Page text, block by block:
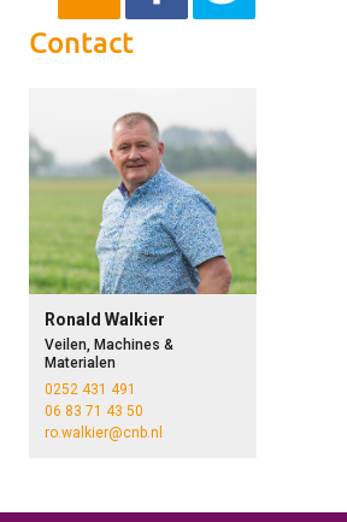
Contact
Ronald Walkier
Veilen, Machines &
Materialen
0252 431 491
06 83 71 43 50
ro.walkier@cnb.nl